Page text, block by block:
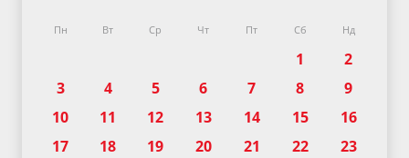
Пн Вт Ср Чт Пт Сб Нд
1
2
3
4 5 6 7 8
9
10
11 12 13 14 15
16
17
18 19 20 21 22
23